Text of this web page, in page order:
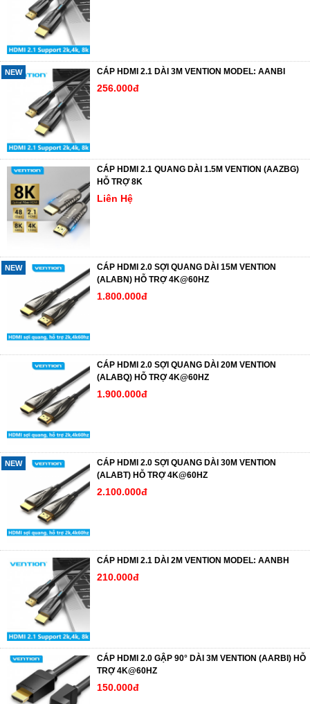
NEW CÁP HDMI 2.1 DÀI 3M VENTION MODEL: AANBI
256.000đ
CÁP HDMI 2.1 QUANG DÀI 1.5M VENTION (AAZBG)
HỖ TRỢ 8K
Liên Hệ
NEW
CÁP HDMI 2.0 SỢI QUANG DÀI 15M VENTION
(ALABN) HỖ TRỢ 4K@60HZ
1.800.000đ
CÁP HDMI 2.0 SỢI QUANG DÀI 20M VENTION
(ALABQ) HỖ TRỢ 4K@60HZ
1.900.000đ
NEW
CÁP HDMI 2.0 SỢI QUANG DÀI 30M VENTION
(ALABT) HỖ TRỢ 4K@60HZ
2.100.000đ
CÁP HDMI 2.1 DÀI 2M VENTION MODEL: AANBH
210.000đ
CÁP HDMI 2.0 GẬP 90° DÀI 3M VENTION (AARBI) HỖ
TRỢ 4K@60HZ
150.000đ